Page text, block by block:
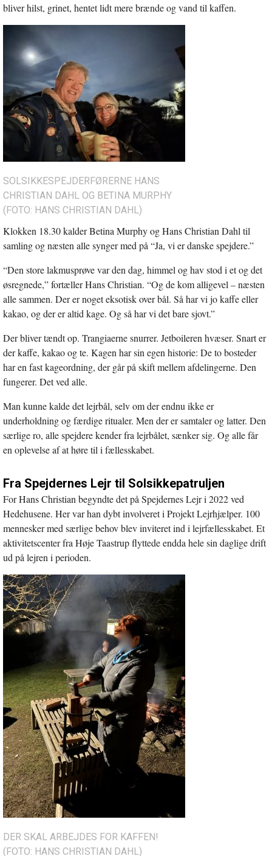
bliver hilst, grinet, hentet lidt mere brænde og vand til kaffen.
SOLSIKKESPEJDERFØRERNE HANS
CHRISTIAN DAHL OG BETINA MURPHY
(FOTO: HANS CHRISTIAN DAHL)
Klokken 18.30 kalder Betina Murphy og Hans Christian Dahl til
samling og næsten alle synger med på “Ja, vi er danske spejdere.”
“Den store lakmusprøve var den dag, himmel og hav stod i et og det
øsregnede,” fortæller Hans Christian. “Og de kom alligevel – næsten
alle sammen. Der er noget eksotisk over bål. Så har vi jo kaffe eller
kakao, og der er altid kage. Og så har vi det bare sjovt.”
Der bliver tændt op. Trangiaerne snurrer. Jetboileren hvæser. Snart er
der kaffe, kakao og te. Kagen har sin egen historie: De to bosteder
har en fast kageordning, der går på skift mellem afdelingerne. Den
fungerer. Det ved alle.
Man kunne kalde det lejrbål, selv om der endnu ikke er
underholdning og færdige ritualer. Men der er samtaler og latter. Den
særlige ro, alle spejdere kender fra lejrbålet, sænker sig. Og alle får
en oplevelse af at høre til i fællesskabet.
Fra Spejdernes Lejr til Solsikkepatruljen
For Hans Christian begyndte det på Spejdernes Lejr i 2022 ved
Hedehusene. Her var han dybt involveret i Projekt Lejrhjælper. 100
mennesker med særlige behov blev inviteret ind i lejrfællesskabet. Et
aktivitetscenter fra Høje Taastrup flyttede endda hele sin daglige drift
ud på lejren i perioden.
DER SKAL ARBEJDES FOR KAFFEN!
(FOTO: HANS CHRISTIAN DAHL)